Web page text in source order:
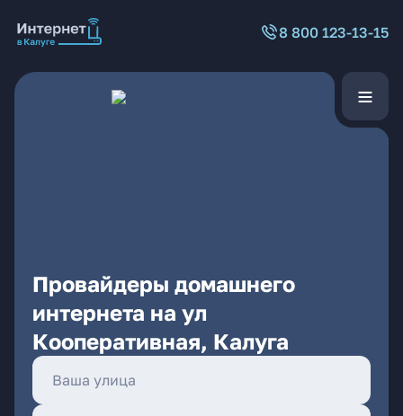
8 800 123-13-15
Провайдеры домашнего
интернета на ул
Кооперативная, Калуга